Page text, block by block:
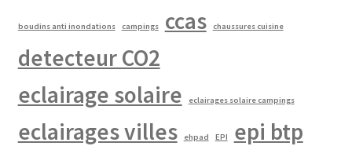
boudins anti inondations campings ccas chaussures cuisine
detecteur CO2
eclairage solaire
eclairages solaire campings
eclairages villes ehpad EPI
epi btp